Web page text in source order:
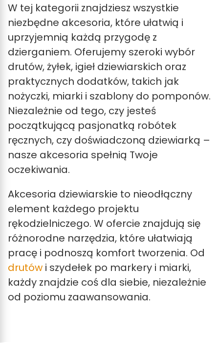
W tej kategorii znajdziesz wszystkie
niezbędne akcesoria, które ułatwią i
uprzyjemnią każdą przygodę z
dzierganiem. Oferujemy szeroki wybór
drutów, żyłek, igieł dziewiarskich oraz
praktycznych dodatków, takich jak
nożyczki, miarki i szablony do pomponów.
Niezależnie od tego, czy jesteś
początkującą pasjonatką robótek
ręcznych, czy doświadczoną dziewiarką –
nasze akcesoria spełnią Twoje
oczekiwania.
Akcesoria dziewiarskie to nieodłączny
element każdego projektu
rękodzielniczego. W ofercie znajdują się
różnorodne narzędzia, które ułatwiają
pracę i podnoszą komfort tworzenia. Od
drutów i szydełek po markery i miarki,
każdy znajdzie coś dla siebie, niezależnie
od poziomu zaawansowania.